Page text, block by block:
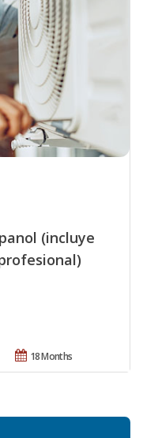
(incluye
18 Months